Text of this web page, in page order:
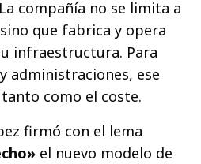
compañía no se limita a
que fabrica y opera
infraestructura. Para
administraciones, ese
como el coste.
firmó con el lema
el nuevo modelo de